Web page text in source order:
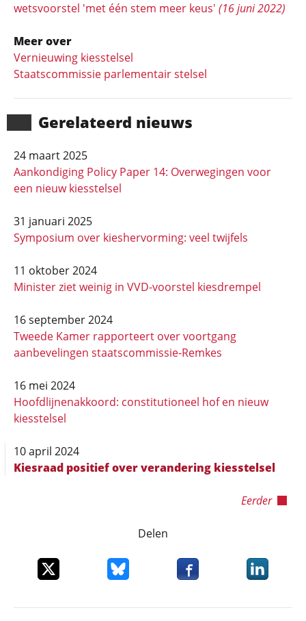
Gerela­teerd nieuws
24 maart 2025
Aankondiging Policy Paper 14: Overwegingen voor
een nieuw kiesstelsel
31 januari 2025
Symposium over kieshervorming: veel twijfels
11 oktober 2024
Minister ziet weinig in VVD-voorstel kiesdrempel
16 september 2024
Tweede Kamer rapporteert over voortgang
aanbevelingen staatscommissie-Remkes
16 mei 2024
Hoofdlijnenakkoord: constitutioneel hof en nieuw
kiesstelsel
10 april 2024
Kiesraad positief over verandering kiesstelsel
Eerder
wetsvoorstel 'met één stem meer keus' (16 juni 2022)
Meer over
Vernieuwing kiesstelsel
Staatscommissie parlementair stelsel
Delen
Deel dit item op XDeel dit item op Bluesky
Deel dit item opDeel dit